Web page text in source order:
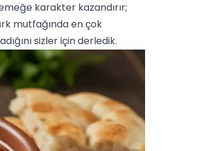
karakter kazandırır;
mutfağında en çok
sizler için derledik.